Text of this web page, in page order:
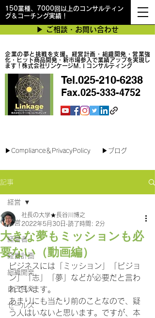
150業種、7000回以上のコンサルティン
グ＆コーチング実績！
企業の夢と挑戦を支援。経営計画・組織開発・営業強
化・ヒット商品開発・新市場参入で業績アップを実現し
ます！株式会社リンケージＭ.Ｉコンサルティング
▶︎ ご相談・お問い合わせ
Tel.025-210-6238
Fax.025-333-4752
▶︎Compliance＆PrivacyPolicy ▶︎ブログ
記事
経営
経営者
経営計画
組織開発
自己啓発
セールス
経営
大きな夢もミッションも必
要ない（動画編）
社長の大学★長谷川博之
2022年5月30日 読了時間: 2分
ビジネスには「ミッション」「ビジョ
ン」「志」「夢」などが必要だと言わ
れています。
あまりにも当たり前のことなので、疑
う人はいないと思います。ですが、本